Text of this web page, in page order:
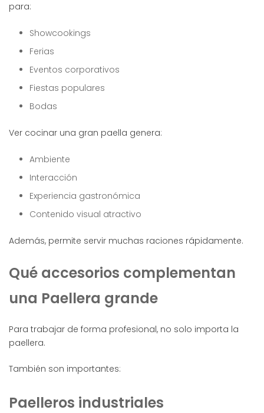
para:
Showcookings
Ferias
Eventos corporativos
Fiestas populares
Bodas
Ver cocinar una gran paella genera:
Ambiente
Interacción
Experiencia gastronómica
Contenido visual atractivo
Además, permite servir muchas raciones rápidamente.
Qué accesorios complementan
una Paellera grande
Para trabajar de forma profesional, no solo importa la
paellera.
También son importantes:
Paelleros industriales